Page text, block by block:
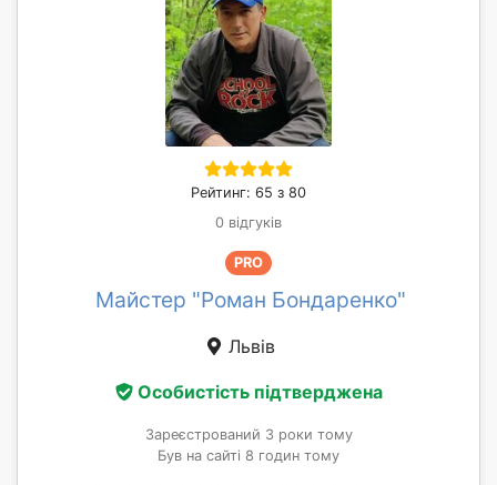
Рейтинг: 65 з 80
0 відгуків
PRO
Майстер "Роман Бондаренко"
Львів
Особистість підтверджена
Зареєстрований 3 роки тому
Був на сайті 8 годин тому